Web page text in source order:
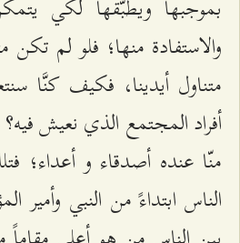
بموجبها ويطبّقها لكي
والاستفادة منها؛ فلو لم
متناول أيدينا، فكيف كنَّا
أفراد المجتمع الذي نعيش
منّا عنده أصدقاء و أعداء؛
الناس ابتداءً من النبي وأمير